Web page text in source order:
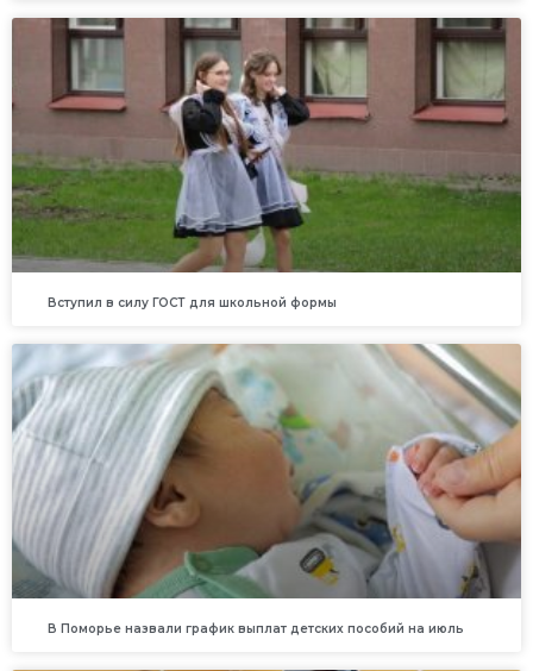
Вступил в силу ГОСТ для школьной формы
В Поморье назвали график выплат детских пособий на июль